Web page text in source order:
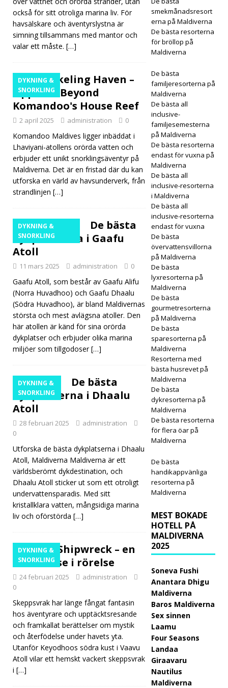
Siya
m Iru
rar
nya
beha
ndlin
gar
n
FRISK
VÅR
D
[30
Baro
ives
duce
rar
prog
ram
"Line
s of
ect"
också för sitt otroliga marina liv. För
havsälskare och äventyrslystna är
simning tillsammans med mantor och
valar ett måste. […]
DYKNING &
SNORKLING
A Snorkeling Haven –
Upptäck Beyond
Komandoo's House Reef
2 april 2025 administration 0
Komandoo Maldives ligger inbäddat i
Lhaviyani-atollens orörda vatten och
erbjuder ett unikt snorklingsäventyr på
Maldiverna. Det är en fristad där du kan
utforska en värld av havsunderverk, från
strandlinjen […]
DYKNING &
SNORKLING
De bästa
dykplatserna i Gaafu
Atoll
11 mars 2025 administration 0
Gaafu Atoll, som består av Gaafu Alifu
(Norra Huvadhoo) och Gaafu Dhaalu
(Södra Huvadhoo), är bland Maldivernas
största och mest avlägsna atoller. Den
här atollen är känd för sina orörda
dykplatser och erbjuder olika marina
miljöer som tillgodoser[…]
DYKNING &
SNORKLING
De bästa
dykplatserna i Dhaalu
Atoll
28 februari 2025
administration
0
Utforska de bästa dykplatserna i Dhaalu
Atoll, Maldiverna Maldiverna är ett
världsberömt dykdestination, och
Dhaalu Atoll sticker ut som ett otroligt
undervattensparadis. Med sitt
kristallklara vatten, mångsidiga marina
liv och oförstörda […]
DYKNING &
SNORKLING
Vaavu Shipwreck – en
berättelse i rörelse
24 februari 2025
administration
0
Skeppsvrak har länge fångat fantasin
hos äventyrare och upptäcktsresande
och framkallat berättelser om mystik
och återfödelse under havets yta.
Utanför Keyodhoos södra kust i Vaavu
Atoll vilar ett hemskt vackert skeppsvrak
i […]
smekmånadsresort
erna på Maldiverna
De bästa resorterna
för bröllop på
Maldiverna
De bästa
familjeresorterna på
Maldiverna
De bästa all
inclusive-
familjesemesterna
på Maldiverna
De bästa resorterna
endast för vuxna på
Maldiverna
De bästa all
inclusive-resorterna
i Maldiverna
De bästa all
inclusive-resorterna
endast för vuxna
De bästa
övervattensvillorna
på Maldiverna
De bästa
lyxresorterna på
Maldiverna
De bästa
gourmetresorterna
på Maldiverna
De bästa
sparesorterna på
Maldiverna
Resorterna med
bästa husrevet på
Maldiverna
De bästa
dykresorterna på
Maldiverna
De bästa resorterna
för flera öar på
Maldiverna
De bästa
handikappvänliga
resorterna på
Maldiverna
MEST BOKADE
HOTELL PÅ
MALDIVERNA
2025
Soneva Fushi
Anantara Dhigu
Maldiverna
Baros Maldiverna
Sex sinnen
Laamu
Four Seasons
Landaa
Giraavaru
Nautilus
Maldiverna